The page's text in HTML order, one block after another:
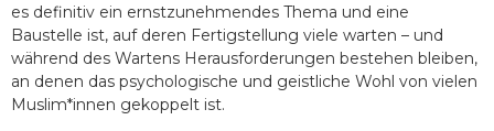
es definitiv ein ernstzunehmendes Thema und eine
Baustelle ist, auf deren Fertigstellung viele warten – und
während des Wartens Herausforderungen bestehen bleiben,
an denen das psychologische und geistliche Wohl von vielen
Muslim*innen gekoppelt ist.